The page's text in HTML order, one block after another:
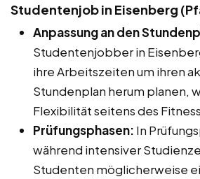
Studentenjob in Eisenberg
Anpassung an den
Studentenjobber in
ihre Arbeitszeiten um ihren
Stundenplan herum planen,
Flexibilität seitens des
Prüfungsphasen: In
während intensiver
Studenten möglicherweise